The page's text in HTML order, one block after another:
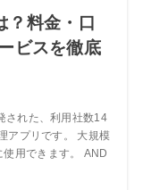
？料金・口
ビスを徹底
された、利用社数14
アプリです。 大規模
用できます。 AND